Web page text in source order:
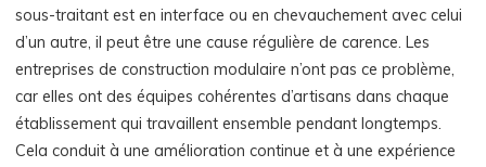
sous-traitant est en interface ou en chevauchement avec celui
d’un autre, il peut être une cause régulière de carence. Les
entreprises de construction modulaire n’ont pas ce problème,
car elles ont des équipes cohérentes d’artisans dans chaque
établissement qui travaillent ensemble pendant longtemps.
Cela conduit à une amélioration continue et à une expérience